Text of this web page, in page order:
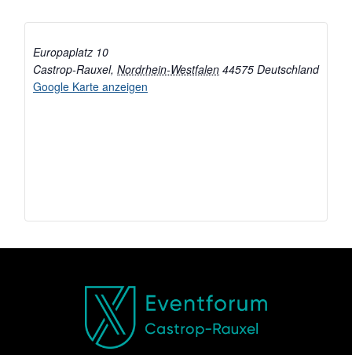
Europaplatz 10
Castrop-Rauxel, Nordrhein-Westfalen 44575 Deutschland
Google Karte anzeigen